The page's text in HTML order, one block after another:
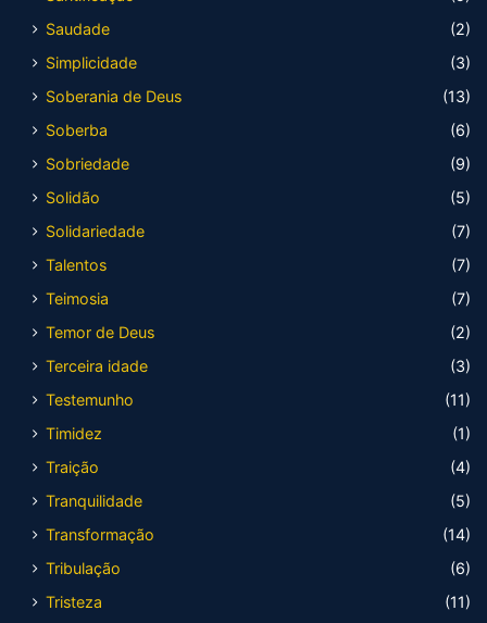
Saudade
(2)
Simplicidade
(3)
Soberania de Deus
(13)
Soberba
(6)
Sobriedade
(9)
Solidão
(5)
Solidariedade
(7)
Talentos
(7)
Teimosia
(7)
Temor de Deus
(2)
Terceira idade
(3)
Testemunho
(11)
Timidez
(1)
Traição
(4)
Tranquilidade
(5)
Transformação
(14)
Tribulação
(6)
Tristeza
(11)